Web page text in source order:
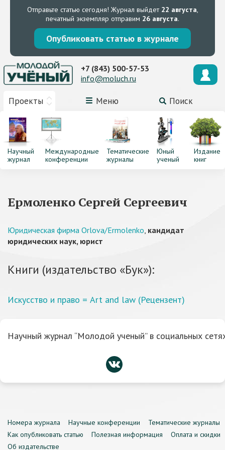
Отправьте статью сегодня! Журнал выйдет 22 августа,
печатный экземпляр отправим 26 августа.
Опубликовать статью в журнале
Проекты Меню Поиск
+7 (843) 500-57-53
info@moluch.ru
Научный
журнал
Международные
конференции
Тематические
журналы
Юный
ученый
Издание
книг
Ермоленко Сергей Сергеевич
Юридическая фирма Orlova/Ermolenko, кандидат
юридических наук, юрист
Книги (издательство «Бук»):
Искусство и право = Art and law (Рецензент)
Научный журнал “Молодой ученый” в социальных
Номера журнала Научные конференции
Тематические журналы
Как опубликовать статью
Полезная информация
Оплата и скидки
Об издательстве